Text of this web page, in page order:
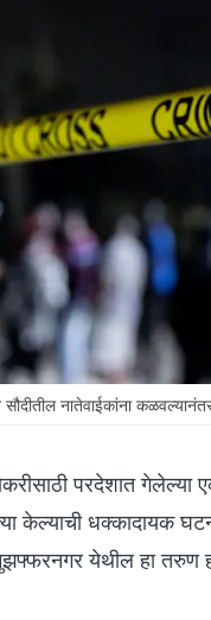
नातेवाईकांना
परदेशात गेलेल्या
केल्याची धक्कादायक
येथील हा तरुण